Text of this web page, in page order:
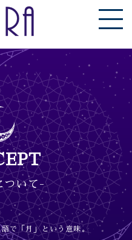
いて-
で「月」という意味。